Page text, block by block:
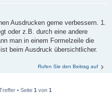
Ausdrucken gerne verbessern. 1.
oder z.B. durch eine andere
man in einem Formelzeile die
beim Ausdruck übersichtlicher.
Rufen Sie den Beitrag auf
• Seite 1 von 1